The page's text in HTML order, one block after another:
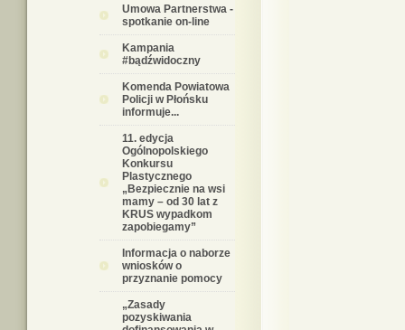
Umowa Partnerstwa -
spotkanie on-line
Kampania
#bądźwidoczny
Komenda Powiatowa
Policji w Płońsku
informuje...
11. edycja
Ogólnopolskiego
Konkursu
Plastycznego
„Bezpiecznie na wsi
mamy – od 30 lat z
KRUS wypadkom
zapobiegamy”
Informacja o naborze
wniosków o
przyznanie pomocy
„Zasady
pozyskiwania